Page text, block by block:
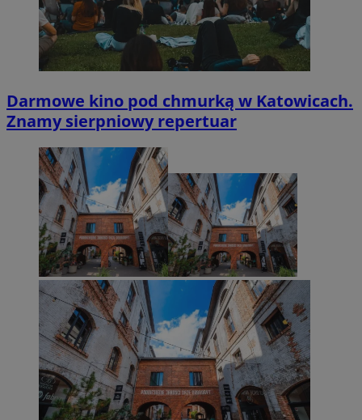
Darmowe kino pod chmurką w Katowicach.
Znamy sierpniowy repertuar